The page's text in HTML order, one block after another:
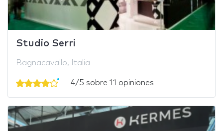
Studio Serri
Bagnacavallo, Italia
4/5 sobre 11 opiniones